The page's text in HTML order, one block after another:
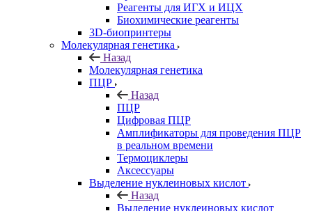
Реагенты для ИГХ и ИЦХ
Биохимические реагенты
3D-биопринтеры
Молекулярная генетика
Назад
Молекулярная генетика
ПЦР
Назад
ПЦР
Цифровая ПЦР
Амплификаторы для проведения ПЦР
в реальном времени
Термоциклеры
Аксессуары
Выделение нуклеиновых кислот
Назад
Выделение нуклеиновых кислот